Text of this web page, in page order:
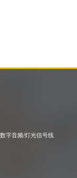
字音频/灯光信号线